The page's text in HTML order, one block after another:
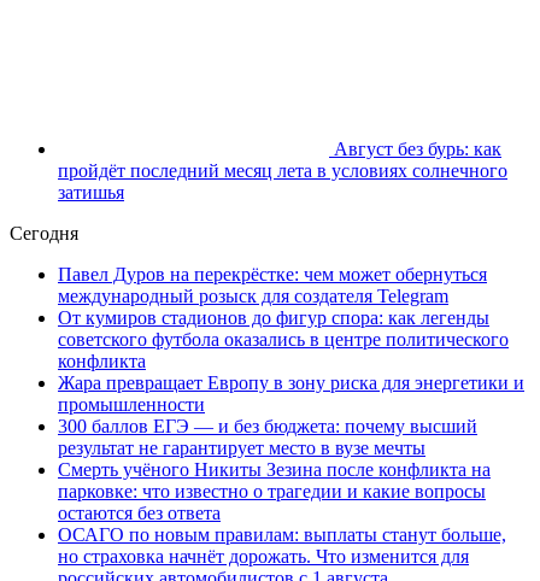
Август без бурь: как
пройдёт последний месяц лета в условиях солнечного
затишья
Сегодня
Павел Дуров на перекрёстке: чем может обернуться
международный розыск для создателя Telegram
От кумиров стадионов до фигур спора: как легенды
советского футбола оказались в центре политического
конфликта
Жара превращает Европу в зону риска для энергетики и
промышленности
300 баллов ЕГЭ — и без бюджета: почему высший
результат не гарантирует место в вузе мечты
Смерть учёного Никиты Зезина после конфликта на
парковке: что известно о трагедии и какие вопросы
остаются без ответа
ОСАГО по новым правилам: выплаты станут больше,
но страховка начнёт дорожать. Что изменится для